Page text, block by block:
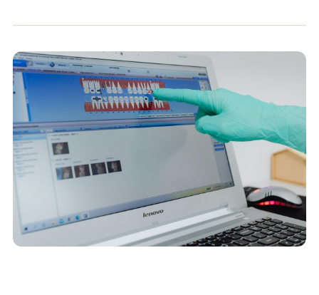
COMPANII SUSTENABILE